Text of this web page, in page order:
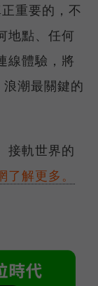
重要的，不
地點、任何
線體驗，將
潮最關鍵的
接軌世界的
解更多。